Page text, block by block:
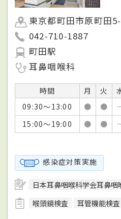
東京都町田市原町田
042-710-1887
町田駅
耳鼻咽喉科
時間 月 火
09:30～13:00
● ●
15:00～19:00
● ●
感染症対策実施
日本耳鼻咽喉科学会耳鼻咽
喉頭鏡検査
耳管機能検査